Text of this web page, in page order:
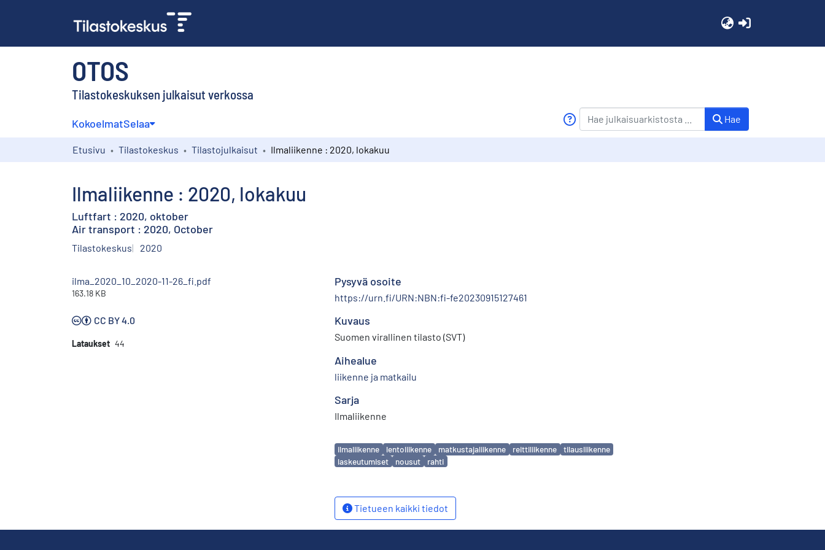
OTOS
Tilastokeskuksen julkaisut verkossa
KokoelmatSelaa Hae
Etusivu Tilastokeskus Tilastojulkaisut Ilmaliikenne : 2020, lokakuu
Ilmaliikenne : 2020, lokakuu
Luftfart : 2020, oktober
Air transport : 2020, October
Tilastokeskus 2020
ilma_2020_10_2020-11-26_fi.pdf
163.18 KB
CC BY 4.0
Lataukset 44
Pysyvä osoite
https://urn.fi/URN:NBN:fi-fe20230915127461
Kuvaus
Suomen virallinen tilasto (SVT)
Aihealue
liikenne ja matkailu
Sarja
Ilmaliikenne
Avainsanat
ilmaliikenne lentoliikenne matkustajaliikenne reittiliikenne
tilausliikenne
laskeutumiset
nousut rahti
Tietueen kaikki tiedot